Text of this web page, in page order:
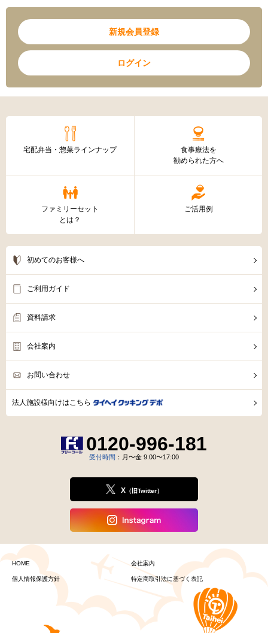
新規会員登録
ログイン
宅配弁当・惣菜ラインナップ
食事療法を
勧められた方へ
ファミリーセット
とは？
ご活用例
初めてのお客様へ
ご利用ガイド
資料請求
会社案内
お問い合わせ
法人施設様向けはこちら
0120-996-181
受付時間 ：月〜金 9:00〜17:00
X （旧Twitter）
HOME 会社案内
個人情報保護方針 特定商取引法に基づく表記